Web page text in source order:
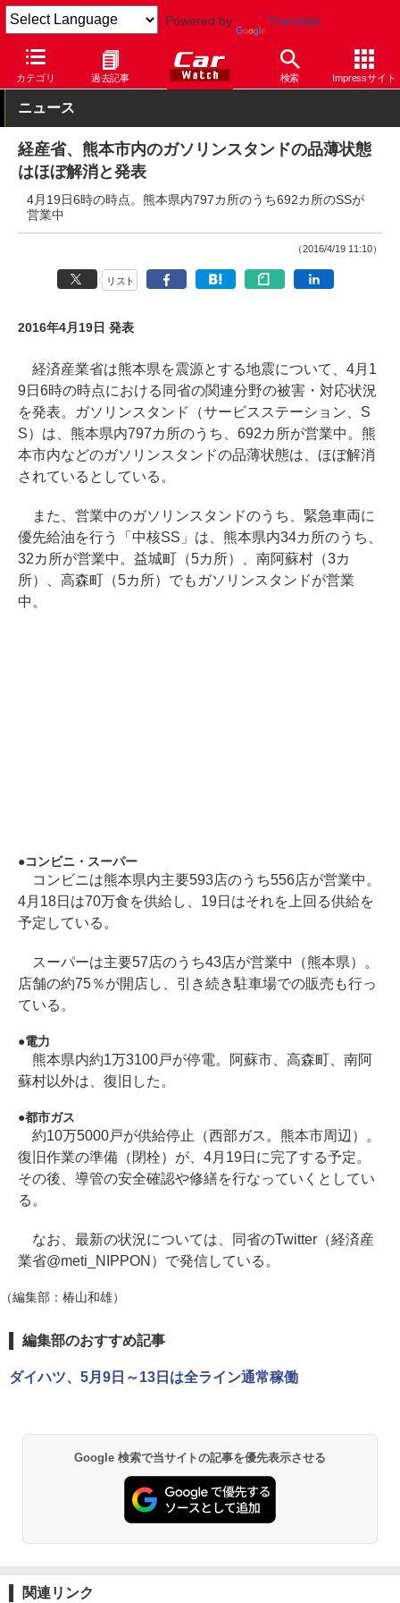
Powered by Translate
カテゴリ 過去記事 検索 Impressサイト
Car Watch 自動車
ニュース
経産省、熊本市内のガソリンスタンドの品薄状態
はほぼ解消と発表
4月19日6時の時点。熊本県内797カ所のうち692カ所のSSが
営業中
（2016/4/19 11:10）
リスト
2016年4月19日 発表
経済産業省は熊本県を震源とする地震について、4月1
9日6時の時点における同省の関連分野の被害・対応状況
を発表。ガソリンスタンド（サービスステーション、S
S）は、熊本県内797カ所のうち、692カ所が営業中。熊
本市内などのガソリンスタンドの品薄状態は、ほぼ解消
されているとしている。
また、営業中のガソリンスタンドのうち、緊急車両に
優先給油を行う「中核SS」は、熊本県内34カ所のうち、
32カ所が営業中。益城町（5カ所）、南阿蘇村（3カ
所）、高森町（5カ所）でもガソリンスタンドが営業
中。
コンビニ・スーパー
コンビニは熊本県内主要593店のうち556店が営業中。
4月18日は70万食を供給し、19日はそれを上回る供給を
予定している。
スーパーは主要57店のうち43店が営業中（熊本県）。
店舗の約75％が開店し、引き続き駐車場での販売も行っ
ている。
電力
熊本県内約1万3100戸が停電。阿蘇市、高森町、南阿
蘇村以外は、復旧した。
都市ガス
約10万5000戸が供給停止（西部ガス。熊本市周辺）。
復旧作業の準備（閉栓）が、4月19日に完了する予定。
その後、導管の安全確認や修繕を行なっていくとしてい
る。
なお、最新の状況については、同省のTwitter（経済産
業省@meti_NIPPON）で発信している。
（編集部：椿山和雄）
編集部のおすすめ記事
ダイハツ、5月9日～13日は全ライン通常稼働
Google 検索で当サイトの記事を優先表示させる
関連リンク